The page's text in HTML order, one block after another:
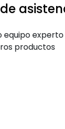
equipo
productos